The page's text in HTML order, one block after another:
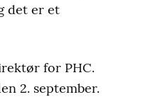
det er et
for PHC.
2. september.